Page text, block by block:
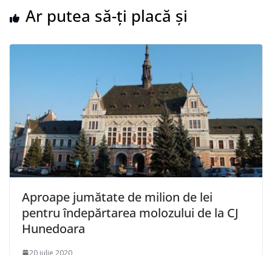
Ar putea să-ți placă și
Aproape jumătate de milion de lei
pentru îndepărtarea molozului de la CJ
Hunedoara
20 iulie 2020